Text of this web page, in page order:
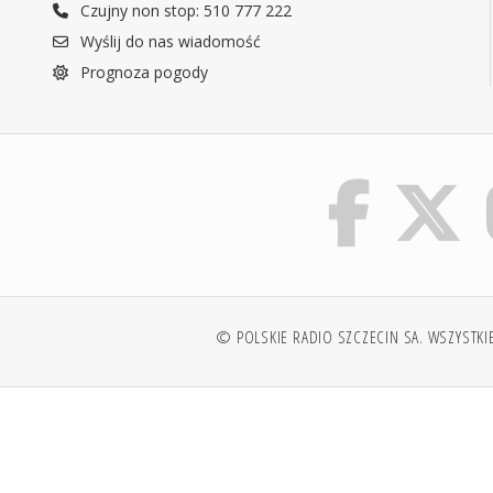
Czujny non stop: 510 777 222
Wyślij do nas wiadomość
Prognoza pogody
© POLSKIE RADIO SZCZECIN SA.